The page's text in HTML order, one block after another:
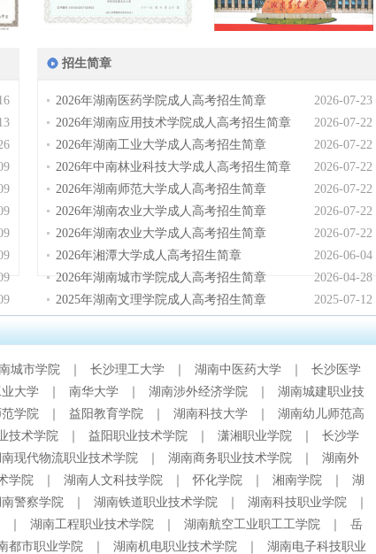
招生简章
2026-07-23
2026年湖南医药学院成人高考招生简章
2026-07-22
2026年湖南应用技术学院成人高考招生简章
2026-07-22
2026年湖南工业大学成人高考招生简章
2026-07-22
2026年中南林业科技大学成人高考招生简章
2026-07-22
2026年湖南师范大学成人高考招生简章
2026-07-22
2026年湖南农业大学成人高考招生简章
2026-07-22
2026年湖南农业大学成人高考招生简章
2026-06-04
2026年湘潭大学成人高考招生简章
2026-04-28
2026年湖南城市学院成人高考招生简章
2025-07-12
2025年湖南文理学院成人高考招生简章
城市学院 长沙理工大学 湖南中医药大学
长沙医学
大学 南华大学 湖南涉外经济学院
湖南城建职业技
学院 益阳教育学院 湖南科技大学
湖南幼儿师范高
技术学院 益阳职业技术学院 潇湘职业学院
长沙学
现代物流职业技术学院 湖南商务职业技术学院
湖南外
学院 湖南人文科技学院 怀化学院 湘南学院
湖
警察学院 湖南铁道职业技术学院 湖南科技职业学院
湖南工程职业技术学院 湖南航空工业职工工学院
岳
都市职业学院 湖南机电职业技术学院 湖南电子科技职业